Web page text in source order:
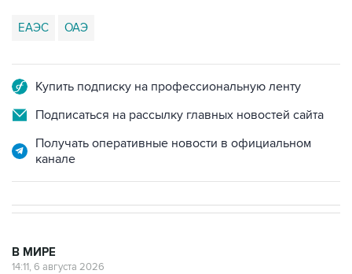
ЕАЭС ОАЭ
Купить подписку на профессиональную ленту
Подписаться на рассылку главных новостей сайта
Получать оперативные новости в официальном
канале
В МИРЕ
14:11, 6 августа 2026